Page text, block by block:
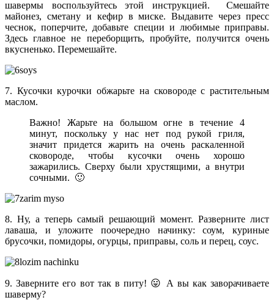
шавермы воспользуйтесь этой инструкцией. Смешайте
майонез, сметану и кефир в миске. Выдавите через пресс
чеснок, поперчите, добавьте специи и любимые приправы.
Здесь главное не переборщить, пробуйте, получится очень
вкусненько. Перемешайте.
7. Кусочки курочки обжарьте на сковороде с растительным
маслом.
Важно! Жарьте на большом огне в течение 4
минут, поскольку у нас нет под рукой гриля,
значит придется жарить на очень раскаленной
сковороде, чтобы кусочки очень хорошо
зажарились. Сверху были хрустящими, а внутри
сочными. 🙂
8. Ну, а теперь самый решающий момент. Разверните лист
лаваша, и уложите поочередно начинку: соум, куриные
брусочки, помидоры, огурцы, приправы, соль и перец, соус.
9. Заверните его вот так в питу! 😛 А вы как заворачиваете
шаверму?